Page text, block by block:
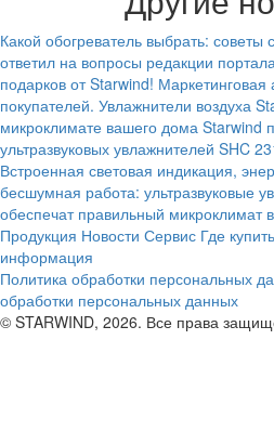
Какой обогреватель выбрать: советы
ответил на вопросы редакции
подарков от Starwind! Маркетинговая
покупателей. Увлажнители воздуха
микроклимате вашего дома Starwind
ультразвуковых увлажнителей SHC
Встроенная световая индикация,
бесшумная работа: ультразвуковые
обеспечат правильный микроклимат
Продукция Новости Сервис Где купить
информация
Политика обработки персональных
обработки персональных данных
© STARWIND, 2026. Все права